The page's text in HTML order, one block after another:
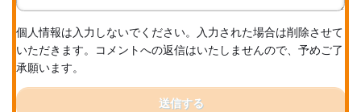
個人情報は入力しないでください。入力された場合は削除させて
いただきます。コメントへの返信はいたしませんので、予めご了
承願います。
送信する